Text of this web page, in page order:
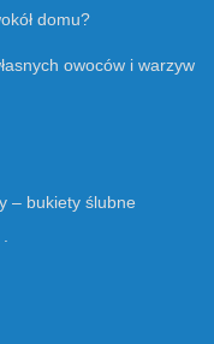
domu?
owoców i warzyw
– bukiety ślubne